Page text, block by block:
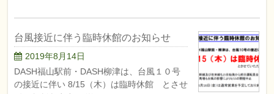
台風接近に伴う臨時休館のお知らせ
2019年8月14日
DASH福山駅前・DASH柳津は、台風１０号
の接近に伴い 8/15（木）は臨時休館 とさせ